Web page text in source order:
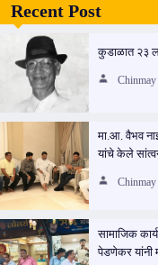
Recent Post
कुडाळात २३
मा.आ. वैभव
यांचे केले
सामाजिक
पेडणेकर यांनी